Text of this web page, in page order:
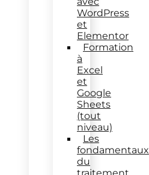
WordPress
et
Elementor
Formation
à
Excel
et
Google
Sheets
(tout
niveau)
Les
fondamentaux
du